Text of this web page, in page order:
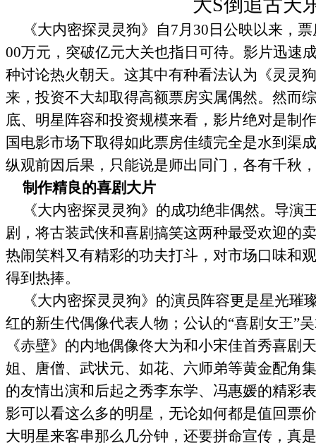
大S倒追古天
《大内密探灵灵狗》自7月 30 日公映以来，
00万元，突破亿元大关也指日可待。影片迅速
种讨论热火朝天。这其中有种看法认为《灵灵
来，投资不大却取得高额票房实属偶然。然而
底、明星阵容和投资规模来看，影片绝对是制
国电影市场下取得如此票房佳绩完全是水到渠
纵观前因后果，只能说是师出同门，各有千秋
制作精良的喜剧大片
《大内密探灵灵狗》的成功绝非偶然。导演
剧，将古装武侠和喜剧搞笑这两种最受欢迎的
热闹笑料又有精彩的功夫打斗，对市场口味和
得到热捧。
《大内密探灵灵狗》的演员阵容更是星光璀
红的新生代偶像代表人物；公认的“喜剧女王”吴
《赤壁》的内地偶像佟大为和小宋佳首秀喜剧
姐、唐僧、武状元、如花、六师弟等黄金配角
的友情出演和后起之秀李东学、冯惠媛的精彩
影可以看这么多的明星，无论如何都是值回票
大明星来客串那么几分钟，还要拼命宣传，真